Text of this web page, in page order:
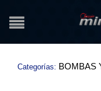
Categorías: BOMBAS